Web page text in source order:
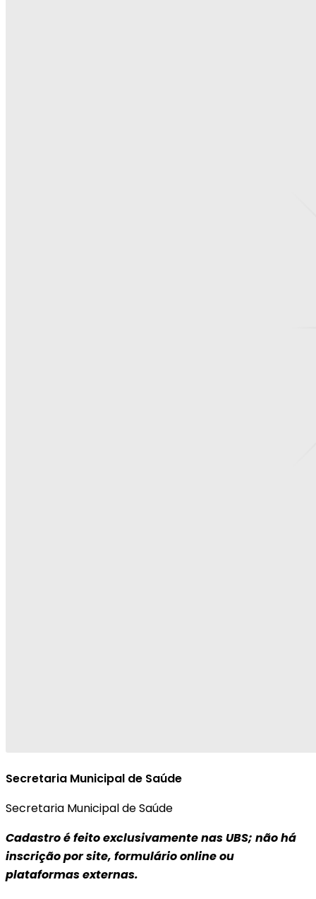
Secretaria Municipal de Saúde
Secretaria Municipal de Saúde
Cadastro é feito exclusivamente nas UBS; não há
inscrição por site, formulário online ou
plataformas externas.